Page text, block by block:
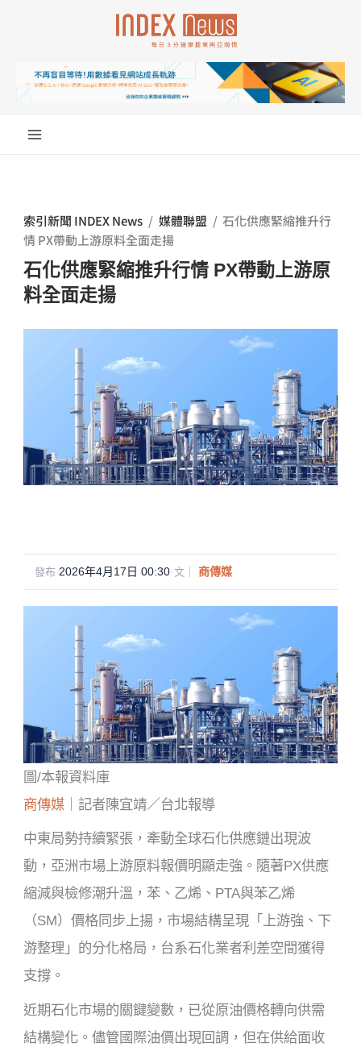
索引新聞 INDEX News / 媒體聯盟 / 石化供應緊縮推升行
情 PX帶動上游原料全面走揚
石化供應緊縮推升行情 PX帶動上游原
料全面走揚
發布 2026年4月17日 00:30·文｜ 商傳媒
圖/本報資料庫
商傳媒 ｜記者陳宜靖／台北報導
中東局勢持續緊張，牽動全球石化供應鏈出現波
動，亞洲市場上游原料報價明顯走強。隨著PX供應
縮減與檢修潮升溫，苯、乙烯、PTA與苯乙烯
（SM）價格同步上揚，市場結構呈現「上游強、下
游整理」的分化格局，台系石化業者利差空間獲得
支撐。
近期石化市場的關鍵變數，已從原油價格轉向供需
結構變化。儘管國際油價出現回調，但在供給面收